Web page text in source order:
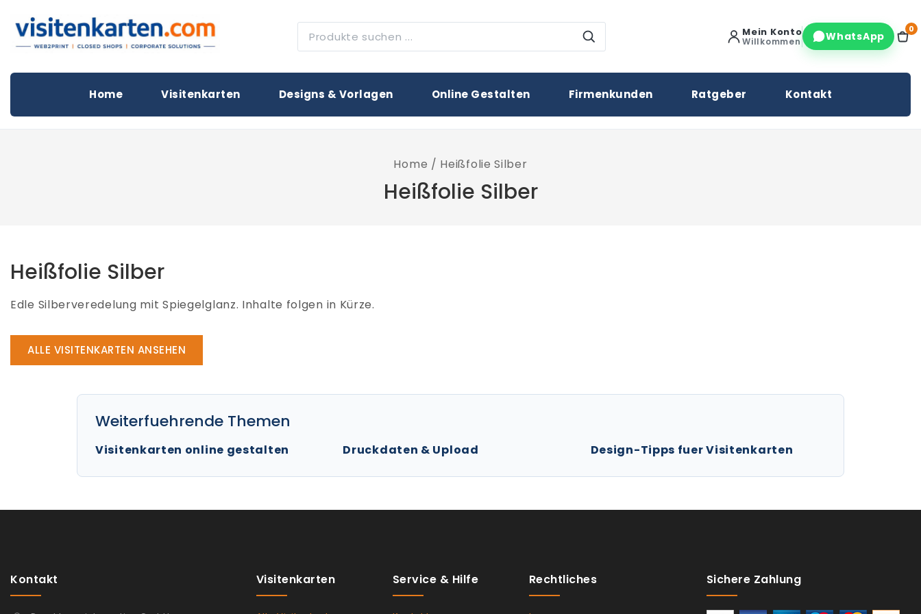
content
visitenkarten.com
Produkte
Mein Konto
Willkommen WhatsApp
0
Home Visitenkarten Designs & Vorlagen Online Gestalten Firmenkunden Ratgeber Kontakt
Home / Heißfolie Silber
Heißfolie Silber
Heißfolie Silber
Edle Silberveredelung mit Spiegelglanz. Inhalte folgen in Kürze.
ALLE VISITENKARTEN ANSEHEN
Weiterfuehrende Themen
Visitenkarten online gestalten Druckdaten & Upload Design-Tipps fuer Visitenkarten
Kontakt Visitenkarten Service & Hilfe Rechtliches Sichere Zahlung